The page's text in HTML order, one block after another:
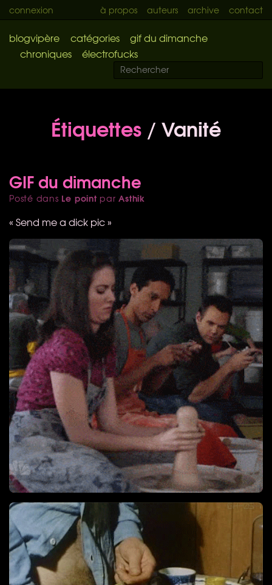
connexion à propos auteurs archive contact
blogvipère catégories
gif du dimanche
chroniques
électrofucks
Étiquettes / Vanité
GIF du dimanche
Posté dans Le point parAsthik
« Send me a dick pic »